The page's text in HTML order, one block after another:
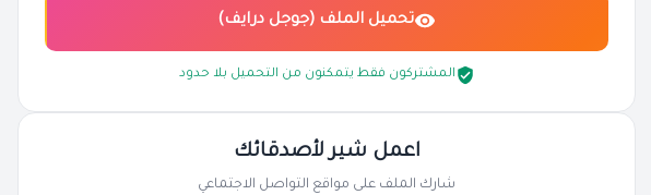
تحميل الملف (جوجل درايف)
المشتركون فقط يتمكنون من التحميل بلا حدود
اعمل شير لأصدقائك
شارك الملف على مواقع التواصل الاجتماعي